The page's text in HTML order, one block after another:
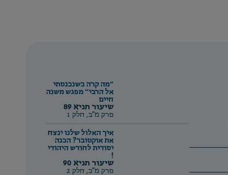
״מה קרה כשנכנסתי
אל הרבי״ מפגש משנה
חיים
שיעור תניא 89
פרק מ"ב, חלק 1
איך האלול שלנו ינצח
את אוקטובר? הכנה
יסודית לחודש היהודי
!
שיעור תניא 90
פרק מ"ב, חלק 2